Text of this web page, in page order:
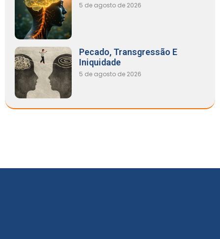
5 de agosto de 2026
Pecado, Transgressão E
Iniquidade
5 de agosto de 2026